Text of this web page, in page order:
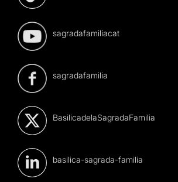
sagradafamiliacat
sagradafamilia
BasilicadelaSagradaFamilia
basilica-sagrada-familia